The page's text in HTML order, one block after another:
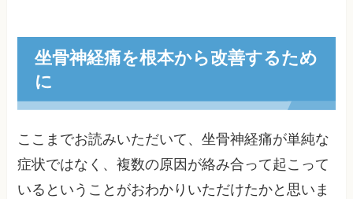
坐骨神経痛を根本から改善するため
に
ここまでお読みいただいて、坐骨神経痛が単純な
症状ではなく、複数の原因が絡み合って起こって
いるということがおわかりいただけたかと思いま